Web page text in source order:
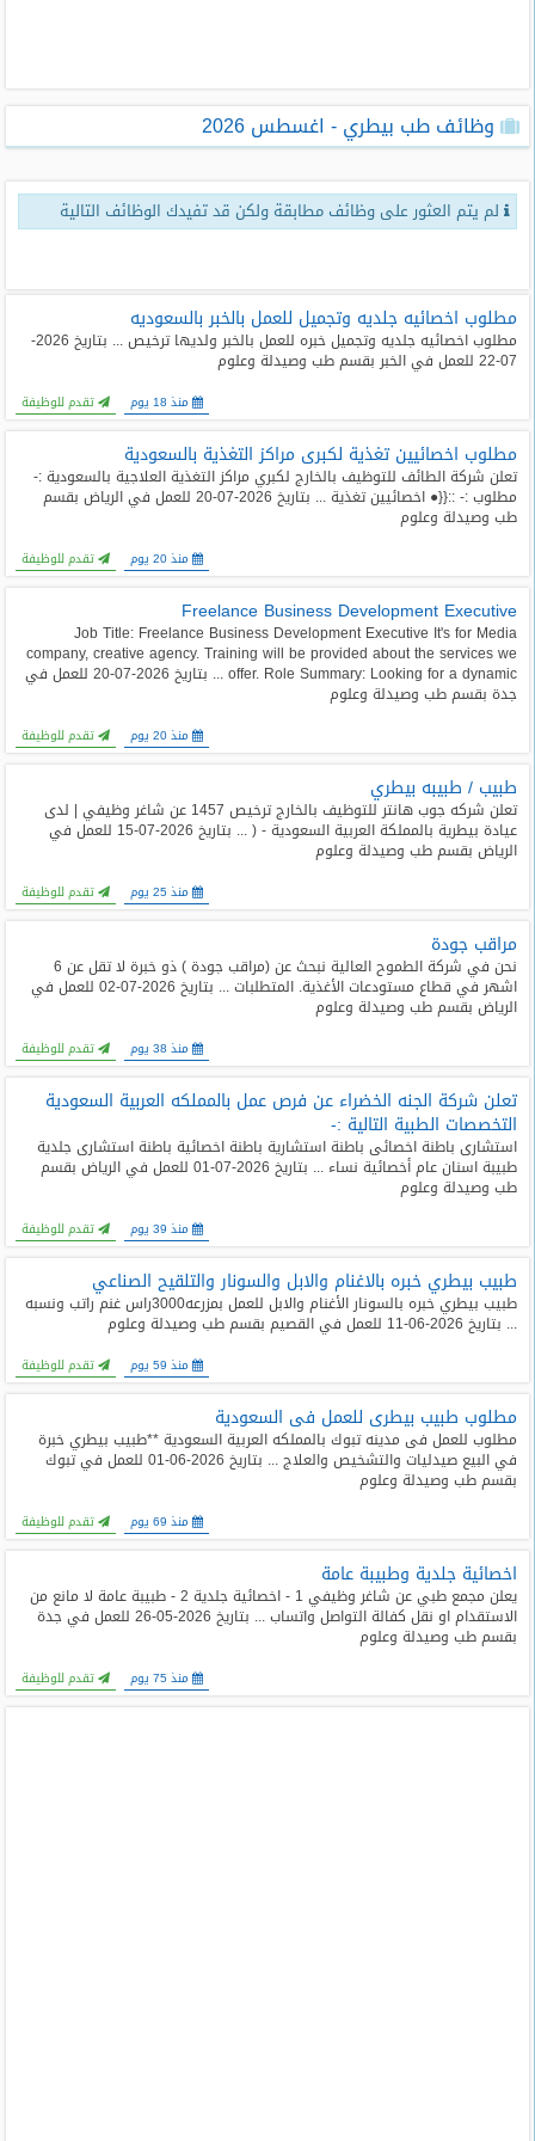
تصفح
الوظائف
وظائف
اليوم
السعودية
اليوم
وظائف
اليوم
وظائف
حكومية
وظائف طب بيطري - اغسطس 2026
لم يتم العثور على وظائف مطابقة ولكن قد تفيدك الوظائف التالية
مطلوب اخصائيه جلديه وتجميل للعمل بالخبر بالسعوديه
مطلوب اخصائيه جلديه وتجميل خبره للعمل بالخبر ولديها ترخيص ... بتاريخ 2026-
07-22 للعمل في الخبر بقسم طب وصيدلة وعلوم
منذ 18 يوم تقدم للوظيفة
مطلوب اخصائيين تغذية لكبرى مراكز التغذية بالسعودية
تعلن شركة الطائف للتوظيف بالخارج لكبري مراكز التغذية العلاجية بالسعودية :-
مطلوب :- ::{{● اخصائيين تغذية ... بتاريخ 2026-07-20 للعمل في الرياض بقسم
طب وصيدلة وعلوم
منذ 20 يوم تقدم للوظيفة
Freelance Business Development Executive
Job Title: Freelance Business Development Executive It's for Media
company, creative agency. Training will be provided about the services we
offer. Role Summary: Looking for a dynamic ... بتاريخ 2026-07-20 للعمل في
جدة بقسم طب وصيدلة وعلوم
منذ 20 يوم تقدم للوظيفة
طبيب / طبيبه بيطري
تعلن شركه جوب هانتر للتوظيف بالخارج ترخيص 1457 عن شاغر وظيفي | لدى
عيادة بيطرية بالمملكة العربية السعودية - ( ... بتاريخ 2026-07-15 للعمل في
الرياض بقسم طب وصيدلة وعلوم
منذ 25 يوم تقدم للوظيفة
مراقب جودة
نحن في شركة الطموح العالية نبحث عن (مراقب جودة ) ذو خبرة لا تقل عن 6
اشهر في قطاع مستودعات الأغذية. المتطلبات ... بتاريخ 2026-07-02 للعمل في
الرياض بقسم طب وصيدلة وعلوم
منذ 38 يوم تقدم للوظيفة
تعلن شركة الجنه الخضراء عن فرص عمل بالمملكه العربية السعودية
التخصصات الطبية التالية :-
استشارى باطنة اخصائى باطنة استشارية باطنة اخصائية باطنة استشارى جلدية
طبيبة اسنان عام أخصائية نساء ... بتاريخ 2026-07-01 للعمل في الرياض بقسم
طب وصيدلة وعلوم
منذ 39 يوم تقدم للوظيفة
طبيب بيطري خبره بالاغنام والابل والسونار والتلقيح الصناعي
طبيب بيطري خبره بالسونار الأغنام والابل للعمل بمزرعه3000راس غنم راتب ونسبه
... بتاريخ 2026-06-11 للعمل في القصيم بقسم طب وصيدلة وعلوم
منذ 59 يوم تقدم للوظيفة
مطلوب طبيب بيطرى للعمل فى السعودية
مطلوب للعمل فى مدينه تبوك بالمملكه العربية السعودية **طبيب بيطري خبرة
في البيع صيدليات والتشخيص والعلاج ... بتاريخ 2026-06-01 للعمل في تبوك
بقسم طب وصيدلة وعلوم
منذ 69 يوم تقدم للوظيفة
اخصائية جلدية وطبيبة عامة
يعلن مجمع طبي عن شاغر وظيفي 1 - اخصائية جلدية 2 - طبيبة عامة لا مانع من
الاستقدام او نقل كفالة التواصل واتساب ... بتاريخ 2026-05-26 للعمل في جدة
بقسم طب وصيدلة وعلوم
منذ 75 يوم تقدم للوظيفة